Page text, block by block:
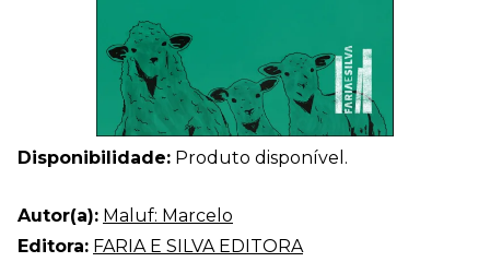
Disponibilidade: Produto disponível.
Autor(a): Maluf: Marcelo
Editora: FARIA E SILVA EDITORA